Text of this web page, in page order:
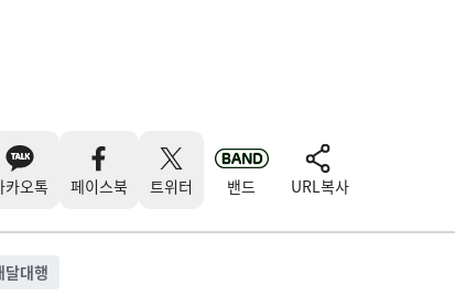
카오톡 페이스북 트위터 밴드 URL복사
달대행